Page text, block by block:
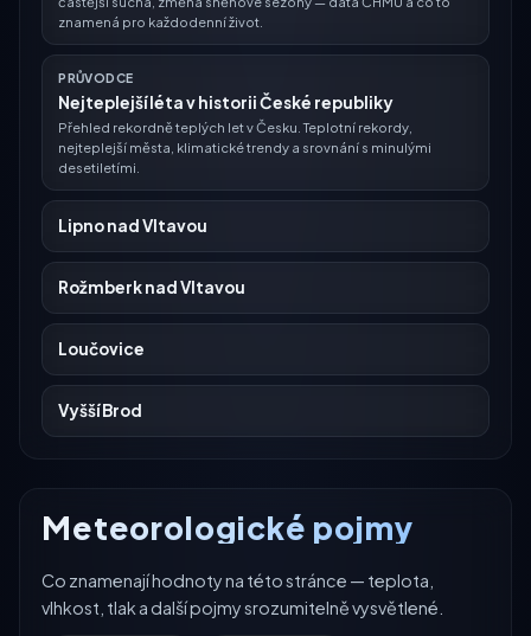
znamená pro každodenní život.
PRŮVODCE
Nejteplejší léta v historii České republiky
Přehled rekordně teplých let v Česku. Teplotní rekordy,
nejteplejší města, klimatické trendy a srovnání s minulými
desetiletími.
Lipno nad Vltavou
Rožmberk nad Vltavou
Loučovice
Vyšší Brod
Meteorologické pojmy
Co znamenají hodnoty na této stránce — teplota,
vlhkost, tlak a další pojmy srozumitelně vysvětlené.